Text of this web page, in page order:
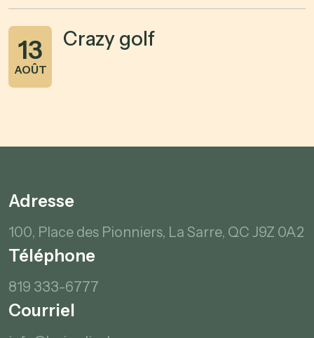
13
AOÛT
Crazy golf
Adresse
100, Place des Pionniers, La Sarre, QC J9Z 0A2
Téléphone
819 333-6777
Courriel